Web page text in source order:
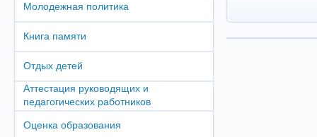
Молодежная политика
Книга памяти
Отдых детей
Аттестация руководящих и
педагогических работников
Оценка образования